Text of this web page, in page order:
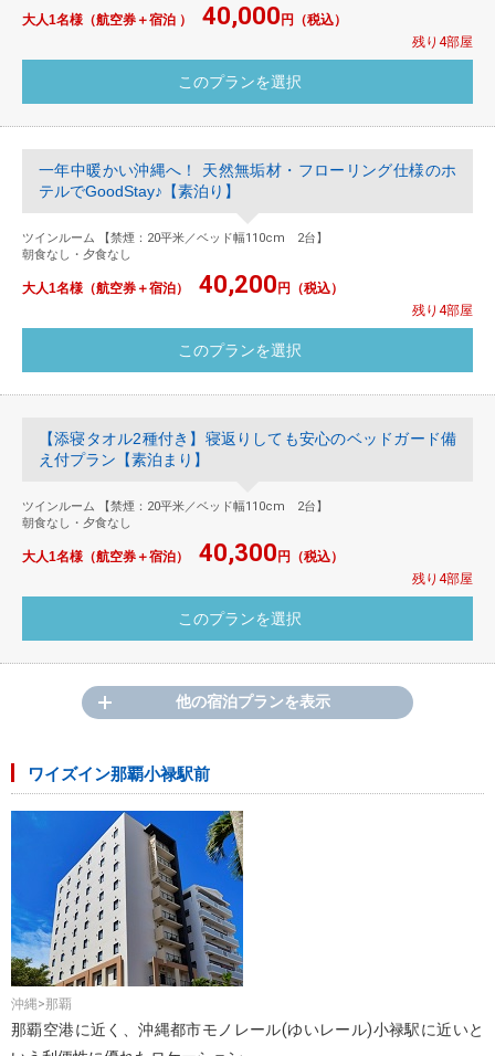
大人1名様（航空券＋宿泊 ） 40,000円（税込）
残り4部屋
一年中暖かい沖縄へ！ 天然無垢材・フローリング仕様のホ
テルでGoodStay♪【素泊り】
ツインルーム 【禁煙：20平米／ベッド幅110cm 2台】
朝食なし・夕食なし
大人1名様（航空券＋宿泊） 40,200円（税込）
残り4部屋
【添寝タオル2種付き】寝返りしても安心のベッドガード備
え付プラン【素泊まり】
ツインルーム 【禁煙：20平米／ベッド幅110cm 2台】
朝食なし・夕食なし
大人1名様（航空券＋宿泊） 40,300円（税込）
残り4部屋
他の宿泊プランを表示
ワイズイン那覇小禄駅前
沖縄>那覇
那覇空港に近く、沖縄都市モノレール(ゆいレール)小禄駅に近いと